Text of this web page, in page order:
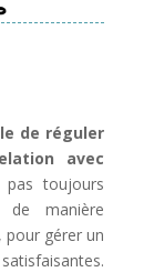
de réguler
avec
pas toujours
manière
gérer un